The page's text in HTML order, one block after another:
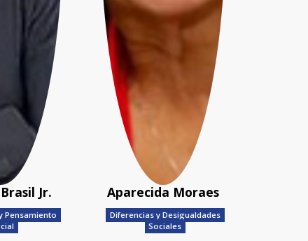
Jr.
Pensamiento
Aparecida Moraes
Diferencias y Desigualdades
Sociales